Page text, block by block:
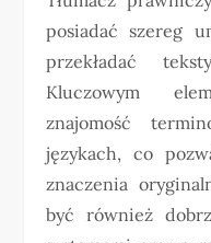
posiadać szereg
przekładać
Kluczowym
znajomość
językach, co
znaczenia
być również